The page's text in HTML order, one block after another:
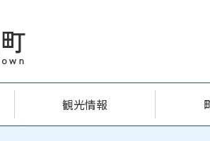
観光情報